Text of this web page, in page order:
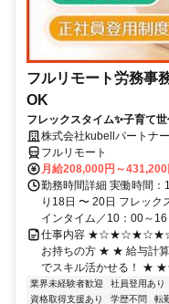
フルリモート労務事
OK
フレックスタイム✨子育て
株式会社kubellパートナー
フルリモート
月給208,000円～431,200
勤務時間詳細 実働時間
り18日 〜 20日 フレッ
インタイム／10：00～
仕事内容
お持ちの方 ★ ★ 給与計
でスキル活かせる
業界未経験者歓迎 社員登用あり
資格取得支援あり
学歴不問 転